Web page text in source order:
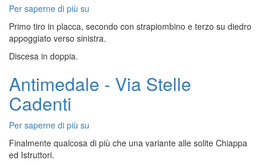
Per saperne di più su
dell'Angelone
-
Placca
-
Via
Capelli
Primo tiro in placca, secondo con strapiombino e terzo su diedro
appoggiato verso sinistra.
Discesa in doppia.
Antimedale - Via Stelle
Cadenti
Per saperne di più su
Via
Finalmente qualcosa di più che una variante alle solite Chiappa
ed Istruttori.